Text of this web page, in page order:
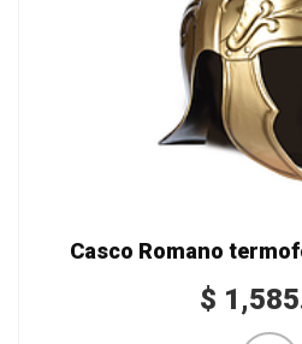
Casco Romano
$